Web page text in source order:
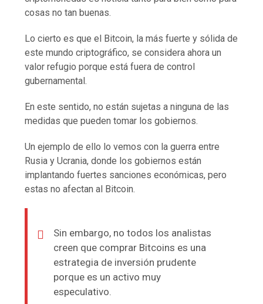
cosas no tan buenas.
Lo cierto es que el Bitcoin, la más fuerte y sólida de
este mundo criptográfico, se considera ahora un
valor refugio porque está fuera de control
gubernamental.
En este sentido, no están sujetas a ninguna de las
medidas que pueden tomar los gobiernos.
Un ejemplo de ello lo vemos con la guerra entre
Rusia y Ucrania, donde los gobiernos están
implantando fuertes sanciones económicas, pero
estas no afectan al Bitcoin.
Sin embargo, no todos los analistas
creen que comprar Bitcoins es una
estrategia de inversión prudente
porque es un activo muy
especulativo.